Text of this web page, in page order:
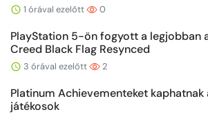
1 órával ezelőtt 0
PlayStation 5-ön fogyott a legjobban
Creed Black Flag Resynced
3 órával ezelőtt 2
Platinum Achievementeket kaphatnak
játékosok